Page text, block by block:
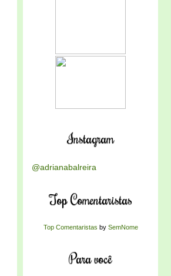
Instagram
@adrianabalreira
Top Comentaristas
Top Comentaristas by SemNome
Para você